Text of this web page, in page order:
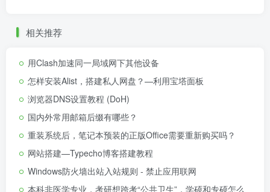
相关推荐
用Clash加速同一局域网下其他设备
怎样安装Alist，搭建私人网盘？—利用宝塔面板
浏览器DNS设置教程 (DoH)
国内外常用邮箱后缀有哪些？
重装系统后，笔记本预装的正版Office需要重新购买吗？
网站搭建—Typecho博客搭建教程
Windows防火墙出站入站规则 - 禁止应用联网
本科非医学专业，考研想跨考“公共卫生”，学硕和专硕怎么